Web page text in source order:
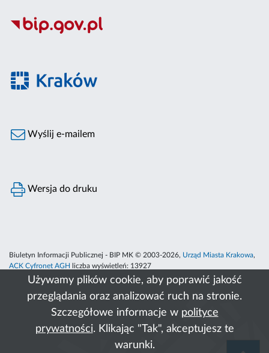
Używamy plików cookie, aby poprawić jakość
przeglądania oraz analizować ruch na stronie.
Szczegółowe informacje w polityce
prywatności. Klikając "Tak", akceptujesz te
warunki.
Wyślij e-mailem
Wersja do druku
Biuletyn Informacji Publicznej - BIP MK © 2003-2026, Urząd Miasta Krakowa,
ACK Cyfronet AGH
liczba wyświetleń: 13927